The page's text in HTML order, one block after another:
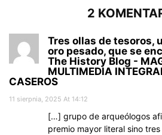
2
Tres ollas de tesoros,
oro pesado, que se
The History Blog -
MULTIMEDIA
CASEROS
11 sierpnia, 2025 At 14:12
[…] grupo de arqueólogos
premio mayor literal sino